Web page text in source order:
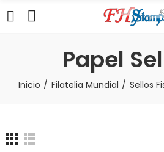
Papel
Inicio Filatelia Mundial Sellos